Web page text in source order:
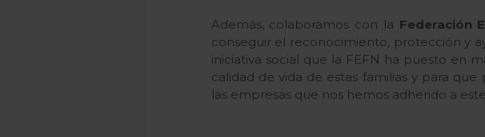
Además, colaboramos con la Federación
conseguir el reconocimiento, protección y
iniciativa social que la FEFN ha puesto en
calidad de vida de estas familias y para
las empresas que nos hemos adherido a